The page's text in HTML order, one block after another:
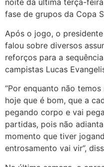
noite da última terça-
fase de grupos da Copa
Após o jogo, o
falou sobre diversos
reforços para a
campistas Lucas
“Por enquanto não
hoje que é bom, que a
pegando corpo e vai
partidas, pois não
momento que tiver
entrosamento vai vir”,